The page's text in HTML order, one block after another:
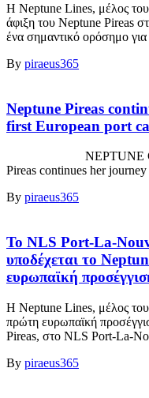
Η Neptune Lines, μέλος
άφιξη του Neptune Pireas
ένα σημαντικό ορόσημο για
By piraeus365
Neptune Pireas
first European port
NEPTUNE
Pireas continues her
By piraeus365
Το NLS Port-La-
υποδέχεται το
ευρωπαϊκή
Η Neptune Lines, μέλος
πρώτη ευρωπαϊκή
Pireas, στο NLS Port-La-
By piraeus365